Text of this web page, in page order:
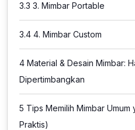
3.3 3. Mimbar Portable
3.4 4. Mimbar Custom
4 Material & Desain Mimbar:
Dipertimbangkan
5 Tips Memilih Mimbar
Praktis)